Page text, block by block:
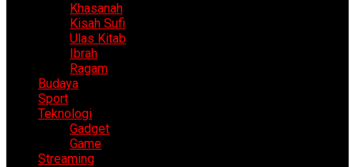
Khasanah
Kisah Sufi
Ulas Kitab
Ibrah
Ragam
Budaya
Sport
Teknologi
Gadget
Game
Streaming